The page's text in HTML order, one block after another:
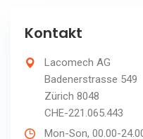
Kontakt
Lacomech AG
Badenerstrasse 549
Zürich 8048
CHE-221.065.443
Mon-Son, 00.00-